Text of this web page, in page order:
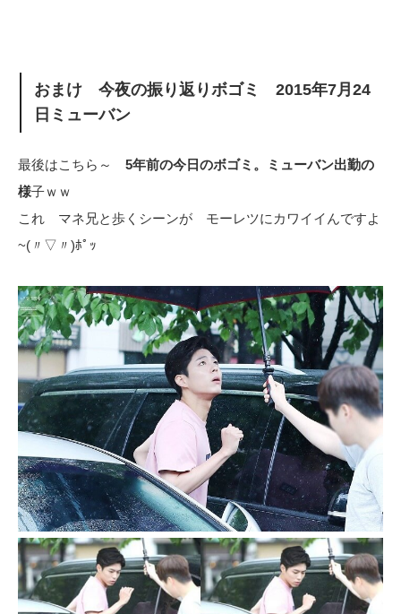
おまけ 今夜の振り返りボゴミ 2015年7月24
日ミューバン
最後はこちら～ 5年前の今日のボゴミ。ミューバン出勤の
様子ｗｗ
これ マネ兄と歩くシーンが モーレツにカワイイんですよ
~(〃▽〃)ﾎﾟｯ